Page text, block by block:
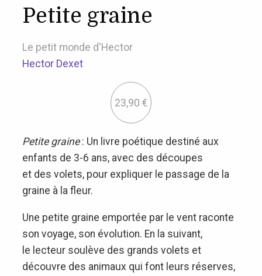
Petite graine
Le petit monde d'Hector
Hector Dexet
23,90 €
Petite graine: Un livre poétique destiné aux
enfants de 3-6 ans, avec des découpes
et des volets, pour expliquer le passage de la
graine à la fleur.
Une petite graine emportée par le vent raconte
son voyage, son évolution. En la suivant,
le lecteur soulève des grands volets et
découvre des animaux qui font leurs réserves,